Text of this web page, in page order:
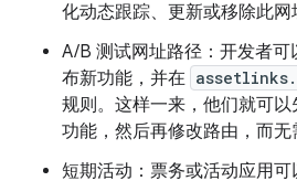
化动态跟踪、更新或移除此网
A/B 测试网址路径：开发者
布新功能，并在
规则。这样一来，他们就可
功能，然后再修改路由，而无
短期活动：票务或活动应用